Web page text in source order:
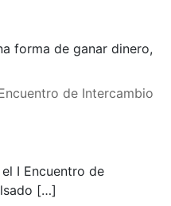
forma de ganar dinero,
de Intercambio
I Encuentro de
[…]